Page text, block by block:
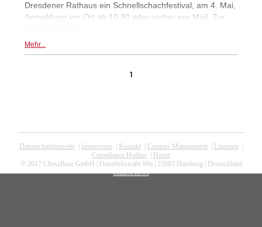
Dresdener Rathaus ein Schnellschachfestival, am 4. Mai,
Anmeldung vor Ort ab 10.30 oder vorher per Mail. Zur
Mehr...
1
Datenschutzhinweis Impressum| Kontakt| Cookies Management| Lizenzen
Compliance Hotline
Home
© 2017 ChessBase GmbH | Osterbekstraße 90a | 22083 Hamburg | Deutschland
coldest news